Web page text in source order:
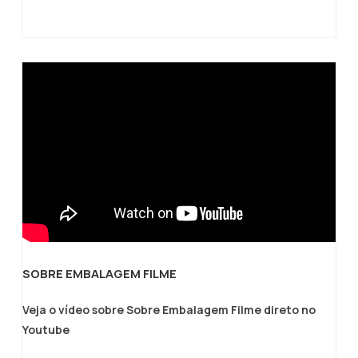
SOBRE EMBALAGEM FILME
Veja o vídeo sobre Sobre Embalagem Filme direto no
Youtube